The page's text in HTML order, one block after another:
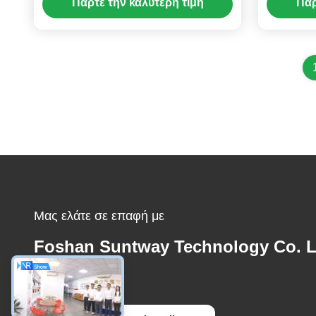
αποτελεσματικότητα μετατροπής
Πάρτε την καλύτερη τιμή
Μας ελάτε σε επαφή με
Foshan Suntway Technology Co.
Ηλεκτρονικό